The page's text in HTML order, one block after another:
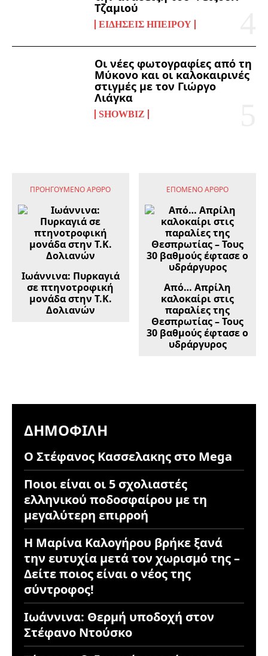
Τζαμιού
ΕΙΔΉΣΕΙΣ ΗΠΕΊΡΟΥ
Οι νέες φωτογραφίες από τη
Μύκονο και οι καλοκαιρινές
στιγμές με τον Γιώργο
Λιάγκα
SHOWBIZ
ΠΡΟΗΓΟΎΜΕΝΟ ΆΡΘΡΟ
Ιωάννινα: Πυρκαγιά
σε πτηνοτροφική
μονάδα στην Τ.Κ.
Δολιανών
ΕΠΌΜΕΝΟ ΆΡΘΡΟ
Από… Απρίλη
καλοκαίρι στις
παραλίες της
Θεσπρωτίας – Τους
30 βαθμούς έφτασε ο
υδράργυρος
ΔΗΜΟΦΙΛΉ
Ο Στέφανος Κασσελακης στο Mega
Ποιοι είναι οι 5 σχολιαστές
ελληνικού ποδοσφαίρου με τη
μεγαλύτερη επιρροή
Η Μαρίνα Καλογήρου βρήκε ξανά
την ευτυχία μετά τον χωρισμό της –
Δείτε ποιος είναι ο νέος της
σύντροφος!
Ιωάννινα: Θερμή υποδοχή στον
Στέφανο Ντούσκο